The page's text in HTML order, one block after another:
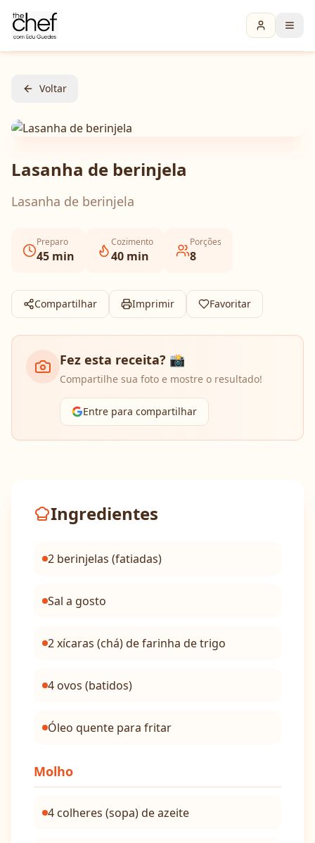
Voltar
Lasanha de berinjela
Lasanha de berinjela
Preparo
45 min
Cozimento
40 min
Porções
8
Compartilhar Imprimir Favoritar
Fez esta receita? 📸
Compartilhe sua foto e mostre o resultado!
Entre para compartilhar
Ingredientes
2 berinjelas (fatiadas)
Sal a gosto
2 xícaras (chá) de farinha de trigo
4 ovos (batidos)
Óleo quente para fritar
Molho
4 colheres (sopa) de azeite